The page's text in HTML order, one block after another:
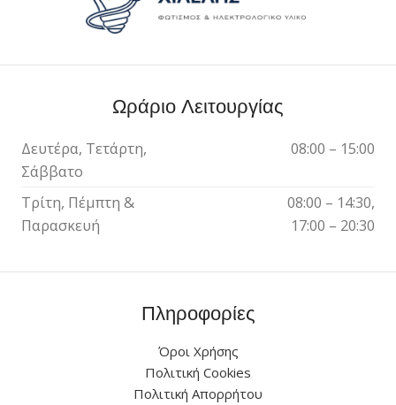
Ωράριο Λειτουργίας
Δευτέρα, Τετάρτη,
Σάββατο
08:00 – 15:00
Τρίτη, Πέμπτη &
Παρασκευή
08:00 – 14:30,
17:00 – 20:30
Πληροφορίες
Όροι Χρήσης
Πολιτική Cookies
Πολιτική Απορρήτου